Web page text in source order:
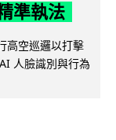
準執法
高空巡邏以打擊
人臉識別與行為